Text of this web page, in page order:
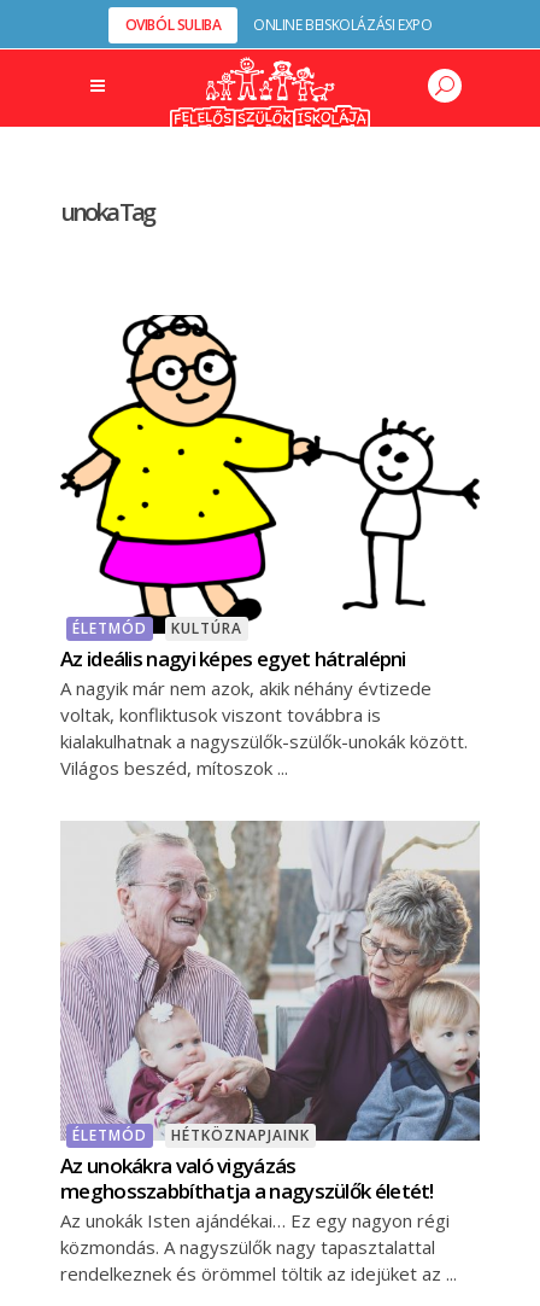
OVIBÓL SULIBA ONLINE BEISKOLÁZÁSI EXPO
unoka Tag
ÉLETMÓD KULTÚRA
Az ideális nagyi képes egyet hátralépni
A nagyik már nem azok, akik néhány évtizede
voltak, konfliktusok viszont továbbra is
kialakulhatnak a nagyszülők-szülők-unokák között.
Világos beszéd, mítoszok
ÉLETMÓD HÉTKÖZNAPJAINK
Az unokákra való vigyázás
meghosszabbíthatja a nagyszülők életét!
Az unokák Isten ajándékai… Ez egy nagyon régi
közmondás. A nagyszülők nagy tapasztalattal
rendelkeznek és örömmel töltik az idejüket az